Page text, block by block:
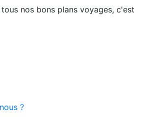
nos bons plans voyages, c'est
?